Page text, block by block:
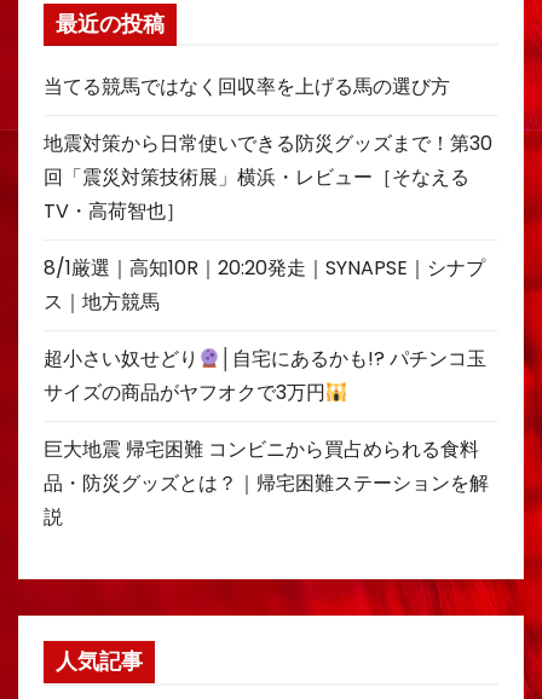
最近の投稿
当てる競馬ではなく回収率を上げる馬の選び方
地震対策から日常使いできる防災グッズまで！第30
回「震災対策技術展」横浜・レビュー［そなえる
TV・高荷智也］
8/1厳選｜高知10R｜20:20発走｜SYNAPSE｜シナプ
ス｜地方競馬
超小さい奴せどり
│自宅にあるかも!? パチンコ玉
サイズの商品がヤフオクで3万円
巨大地震 帰宅困難 コンビニから買占められる食料
品・防災グッズとは？｜帰宅困難ステーションを解
説
人気記事